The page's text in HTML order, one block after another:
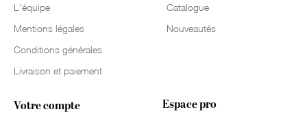
L'équipe
Mentions légales
Conditions générales
Livraison et paiement
Catalogue
Nouveautés
Votre compte Espace pro